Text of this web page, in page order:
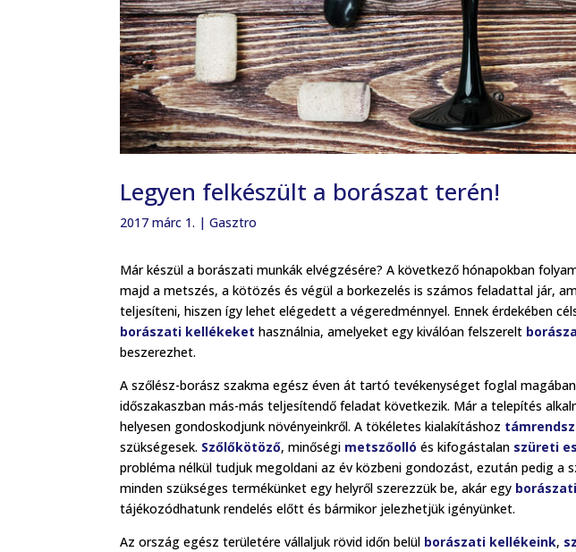
Legyen felkészült a borászat terén!
2017 márc 1. |Gasztro
Már készül a borászati munkák elvégzésére? A következő hónapokban
majd a metszés, a kötözés és végül a borkezelés is számos feladattal jár,
teljesíteni, hiszen így lehet elégedett a végeredménnyel. Ennek érdekében
borászati kellékeket használnia, amelyeket egy kiválóan felszerelt
beszerezhet.
A szőlész-borász szakma egész éven át tartó tevékenységet foglal
időszakaszban más-más teljesítendő feladat következik. Már a telepítés
helyesen gondoskodjunk növényeinkről. A tökéletes kialakításhoz
szükségesek. Szőlőkötöző, minőségi metszőolló és kifogástalan szüreti
probléma nélkül tudjuk megoldani az év közbeni gondozást, ezután pedig a
minden szükséges termékünket egy helyről szerezzük be, akár egy
tájékozódhatunk rendelés előtt és bármikor jelezhetjük igényünket.
Az ország egész területére vállaljuk rövid időn belül borászati kellékeink,